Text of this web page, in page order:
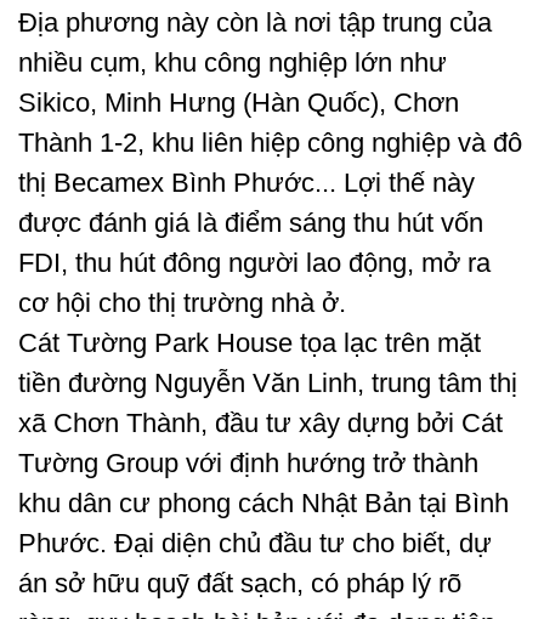
Địa phương này còn là nơi tập trung của
nhiều cụm, khu công nghiệp lớn như
Sikico, Minh Hưng (Hàn Quốc), Chơn
Thành 1-2, khu liên hiệp công nghiệp và đô
thị Becamex Bình Phước... Lợi thế này
được đánh giá là điểm sáng thu hút vốn
FDI, thu hút đông người lao động, mở ra
cơ hội cho thị trường nhà ở.
Cát Tường Park House tọa lạc trên mặt
tiền đường Nguyễn Văn Linh, trung tâm thị
xã Chơn Thành, đầu tư xây dựng bởi Cát
Tường Group với định hướng trở thành
khu dân cư phong cách Nhật Bản tại Bình
Phước. Đại diện chủ đầu tư cho biết, dự
án sở hữu quỹ đất sạch, có pháp lý rõ